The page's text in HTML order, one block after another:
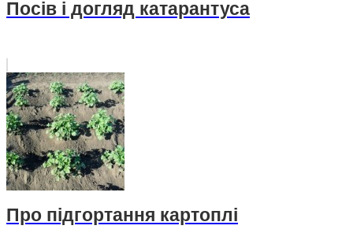
Посів і догляд катарантуса
Про підгортання картоплі